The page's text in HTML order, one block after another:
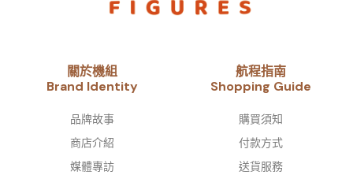
關於機組
Brand Identity​
品牌故事​
商店介紹
媒體專訪
航程指南
Shopping Guide
購買須知
付款方式
送貨服務